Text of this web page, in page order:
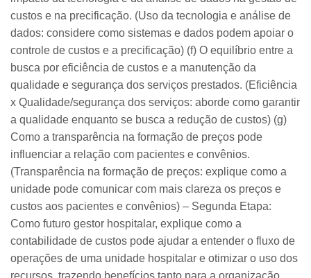
custos e na precificação. (Uso da tecnologia e análise de
dados: considere como sistemas e dados podem apoiar o
controle de custos e a precificação) (f) O equilíbrio entre a
busca por eficiência de custos e a manutenção da
qualidade e segurança dos serviços prestados. (Eficiência
x Qualidade/segurança dos serviços: aborde como garantir
a qualidade enquanto se busca a redução de custos) (g)
Como a transparência na formação de preços pode
influenciar a relação com pacientes e convênios.
(Transparência na formação de preços: explique como a
unidade pode comunicar com mais clareza os preços e
custos aos pacientes e convênios) – Segunda Etapa:
Como futuro gestor hospitalar, explique como a
contabilidade de custos pode ajudar a entender o fluxo de
operações de uma unidade hospitalar e otimizar o uso dos
recursos, trazendo benefícios tanto para a organização